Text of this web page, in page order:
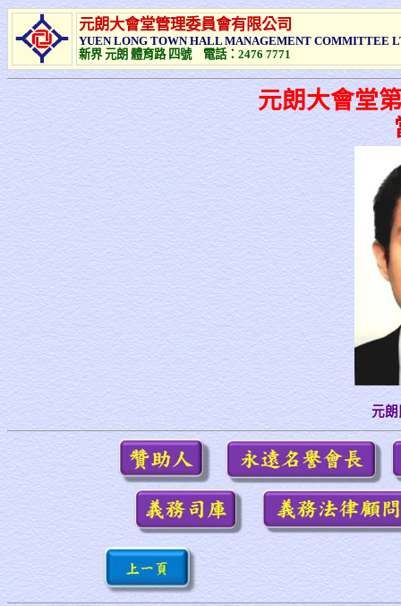
元朗大會堂管理委員會有限公司
YUEN LONG TOWN HALL MANAGEMENT COMMITTEE
新界 元朗 體育路 四號 電話：2476 7771
元朗大會堂
元朗